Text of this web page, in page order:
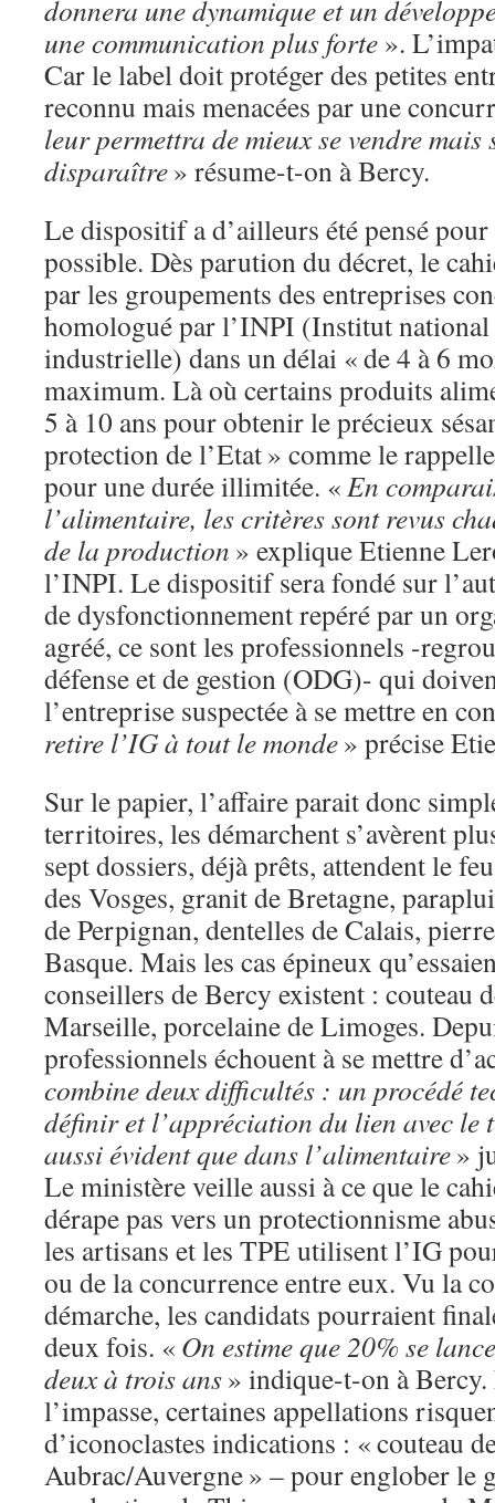
donnera une dynamique et un
une communication plus forte ».
Car le label doit protéger des petites
reconnu mais menacées par une
leur permettra de mieux se vendre mais
disparaître» résume-t-on à Bercy.
Le dispositif a d’ailleurs été pensé
possible. Dès parution du décret, le
par les groupements des entreprises
homologué par l’INPI (Institut
industrielle) dans un délai « de 4 à 6
maximum. Là où certains produits
5 à 10 ans pour obtenir le précieux
protection de l’Etat » comme le
pour une durée illimitée. «En
l’alimentaire, les critères sont revus
de la production » explique Etienne
l’INPI. Le dispositif sera fondé sur
de dysfonctionnement repéré par un
agréé, ce sont les professionnels -
défense et de gestion (ODG)- qui
l’entreprise suspectée à se mettre en
retire l’IG à tout le monde» précise
Sur le papier, l’affaire parait donc
territoires, les démarchent s’avèrent
sept dossiers, déjà prêts, attendent le
des Vosges, granit de Bretagne,
de Perpignan, dentelles de Calais,
Basque. Mais les cas épineux
conseillers de Bercy existent : couteau
Marseille, porcelaine de Limoges.
professionnels échouent à se mettre
combine deux difficultés : un procédé
définir et l’appréciation du lien avec le
aussi évident que dans l’alimentaire»
Le ministère veille aussi à ce que le
dérape pas vers un protectionnisme
les artisans et les TPE utilisent l’IG
ou de la concurrence entre eux. Vu la
démarche, les candidats pourraient
deux fois. « On estime que 20% se
deux à trois ans» indique-t-on à
l’impasse, certaines appellations
d’iconoclastes indications : « couteau
Aubrac/Auvergne » – pour englober le